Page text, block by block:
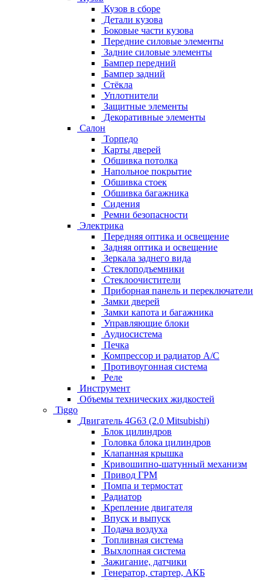
Кузов в сборе
Детали кузова
Боковые части кузова
Передние силовые элементы
Задние силовые элементы
Бампер передний
Бампер задний
Стёкла
Уплотнители
Защитные элементы
Декоративные элементы
Салон
Торпедо
Карты дверей
Обшивка потолка
Напольное покрытие
Обшивка стоек
Обшивка багажника
Сидения
Ремни безопасности
Электрика
Передняя оптика и освещение
Задняя оптика и освещение
Зеркала заднего вида
Стеклоподъемники
Стеклоочистители
Приборная панель и переключатели
Замки дверей
Замки капота и багажника
Управляющие блоки
Аудиосистема
Печка
Компрессор и радиатор А/C
Противоугонная система
Реле
Инструмент
Объемы технических жидкостей
Tiggo
Двигатель 4G63 (2.0 Mitsubishi)
Блок цилиндров
Головка блока цилиндров
Клапанная крышка
Кривошипно-шатунный механизм
Привод ГРМ
Помпа и термостат
Радиатор
Крепление двигателя
Впуск и выпуск
Подача воздуха
Топливная система
Выхлопная система
Зажигание, датчики
Генератор, стартер, АКБ